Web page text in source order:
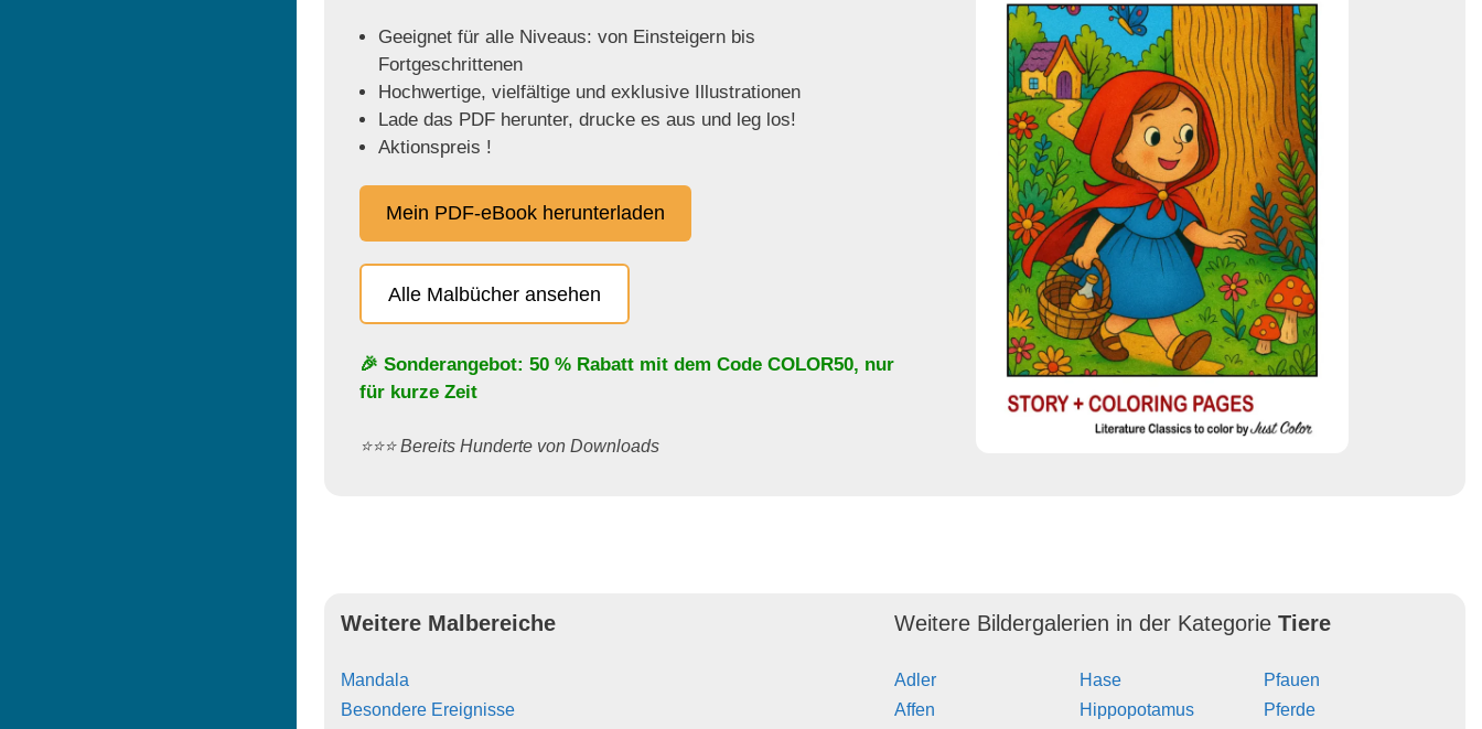
Geeignet für alle Niveaus: von Einsteigern bis
Fortgeschrittenen
Hochwertige, vielfältige und exklusive Illustrationen
Lade das PDF herunter, drucke es aus und leg los!
Aktionspreis !
Mein PDF-eBook herunterladen
Alle Malbücher ansehen
🎉 Sonderangebot: 50 % Rabatt mit dem Code COLOR50, nur
für kurze Zeit
⭐️⭐️⭐️ Bereits Hunderte von Downloads
Weitere Malbereiche
Mandala
Besondere Ereignisse
Weitere Bildergalerien in der KategorieTiere
Adler
Affen
Hase
Hippopotamus
Pfauen
Pferde